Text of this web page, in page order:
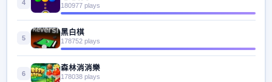
4 180977 plays
5
黑白棋
178752 plays
6
森林消消樂
178038 plays